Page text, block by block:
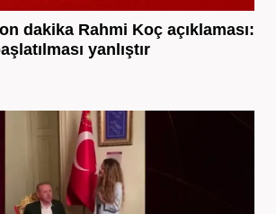
dakika Rahmi Koç açıklaması:
yanlıştır